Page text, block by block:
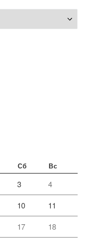
Сб Вс
3 4
10 11
17 18